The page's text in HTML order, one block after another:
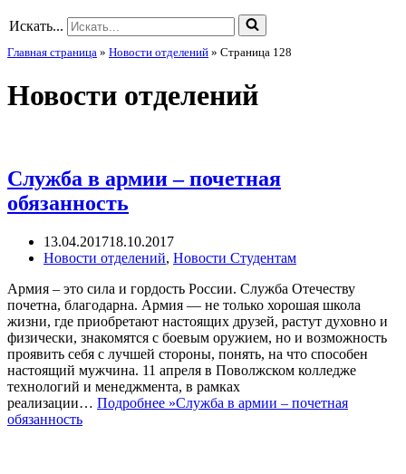
Искать...
Главная страница » Новости отделений » Страница 128
Новости отделений
Служба в армии – почетная
обязанность
13.04.201718.10.2017
Новости отделений, Новости Студентам
Армия – это сила и гордость России. Служба Отечеству
почетна, благодарна. Армия — не только хорошая школа
жизни, где приобретают настоящих друзей, растут духовно и
физически, знакомятся с боевым оружием, но и возможность
проявить себя с лучшей стороны, понять, на что способен
настоящий мужчина. 11 апреля в Поволжском колледже
технологий и менеджмента, в рамках
реализации… Подробнее »Служба в армии – почетная
обязанность